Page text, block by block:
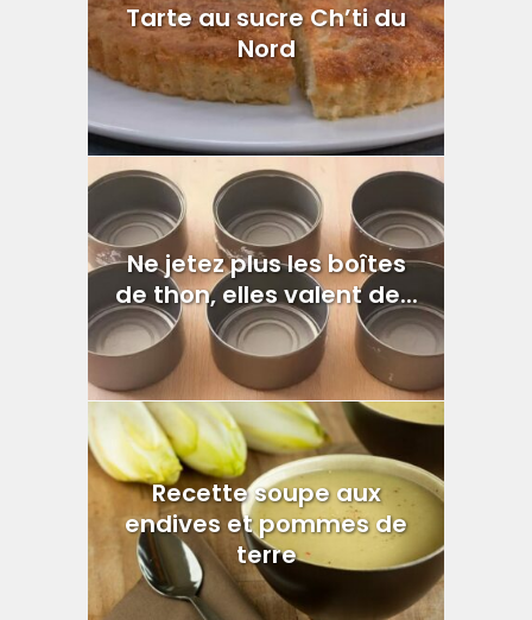
Tarte au sucre Ch’ti du
Nord
Ne jetez plus les boîtes
de thon, elles valent de...
Recette soupe aux
endives et pommes de
terre